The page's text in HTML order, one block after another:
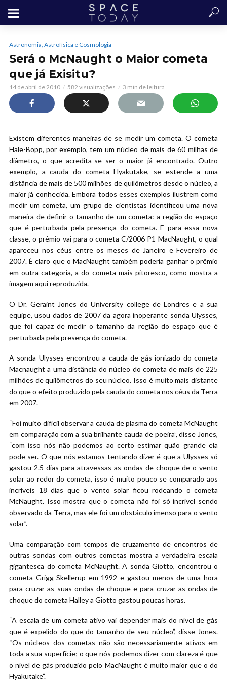
Astronomia, Astrofísica e Cosmologia
Será o McNaught o Maior cometa
que já Exisitu?
14 de abril de 2010 582 visualizações 3 min de leitura
Existem diferentes maneiras de se medir um cometa. O cometa
Hale-Bopp, por exemplo, tem um núcleo de mais de 60 milhas de
diâmetro, o que acredita-se ser o maior já encontrado. Outro
exemplo, a cauda do cometa Hyakutake, se estende a uma
distância de mais de 500 milhões de quilômetros desde o núcleo, a
maior já conhecida. Embora todos esses exemplos ilustrem como
medir um cometa, um grupo de cientistas identificou uma nova
maneira de definir o tamanho de um cometa: a região do espaço
que é perturbada pela presença do cometa. E para essa nova
classe, o prêmio vai para o cometa C/2006 P1 MacNaught, o qual
apareceu nos céus entre os meses de Janeiro e Fevereiro de
2007. É claro que o MacNaught também poderia ganhar o prêmio
em outra categoria, a do cometa mais pitoresco, como mostra a
imagem aqui reproduzida.
O Dr. Geraint Jones do University college de Londres e a sua
equipe, usou dados de 2007 da agora inoperante sonda Ulysses,
que foi capaz de medir o tamanho da região do espaço que é
perturbada pela presença do cometa.
A sonda Ulysses encontrou a cauda de gás ionizado do cometa
Macnaught a uma distância do núcleo do cometa de mais de 225
milhões de quilômetros do seu núcleo. Isso é muito mais distante
do que o efeito produzido pela cauda do cometa nos céus da Terra
em 2007.
“Foi muito difícil observar a cauda de plasma do cometa McNaught
em comparação com a sua brilhante cauda de poeira”, disse Jones,
“com isso nós não podemos ao certo estimar quão grande ela
pode ser. O que nós estamos tentando dizer é que a Ulysses só
gastou 2.5 dias para atravessas as ondas de choque de o vento
solar ao redor do cometa, isso é muito pouco se comparado aos
incríveis 18 dias que o vento solar ficou rodeando o cometa
McNaught. Isso mostra que o cometa não foi só incrível sendo
observado da Terra, mas ele foi um obstáculo imenso para o vento
solar”.
Uma comparação com tempos de cruzamento de encontros de
outras sondas com outros cometas mostra a verdadeira escala
gigantesca do cometa McNaught. A sonda Giotto, encontrou o
cometa Grigg-Skellerup em 1992 e gastou menos de uma hora
para cruzar as suas ondas de choque e para cruzar as ondas de
choque do cometa Halley a Giotto gastou poucas horas.
“A escala de um cometa ativo vai depender mais do nível de gás
que é expelido do que do tamanho de seu núcleo”, disse Jones.
“Os núcleos dos cometas não são necessariamente ativos em
toda a sua superfície; o que nós podemos dizer com clareza é que
o nível de gás produzido pelo MacNaught é muito maior que o do
Hyakutake”.